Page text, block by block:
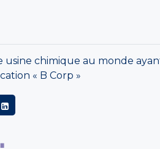
usine chimique au monde
« B Corp »